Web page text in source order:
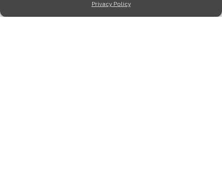
Privacy Policy